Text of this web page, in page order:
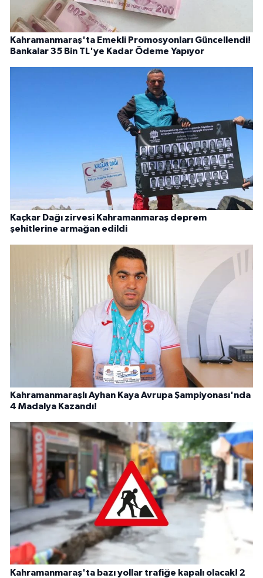
Kahramanmaraş'ta Emekli Promosyonları Güncellendi!
Bankalar 35 Bin TL'ye Kadar Ödeme Yapıyor
Kaçkar Dağı zirvesi Kahramanmaraş deprem
şehitlerine armağan edildi
Kahramanmaraşlı Ayhan Kaya Avrupa Şampiyonası'nda
4 Madalya Kazandı!
Kahramanmaraş'ta bazı yollar trafiğe kapalı olacak! 2